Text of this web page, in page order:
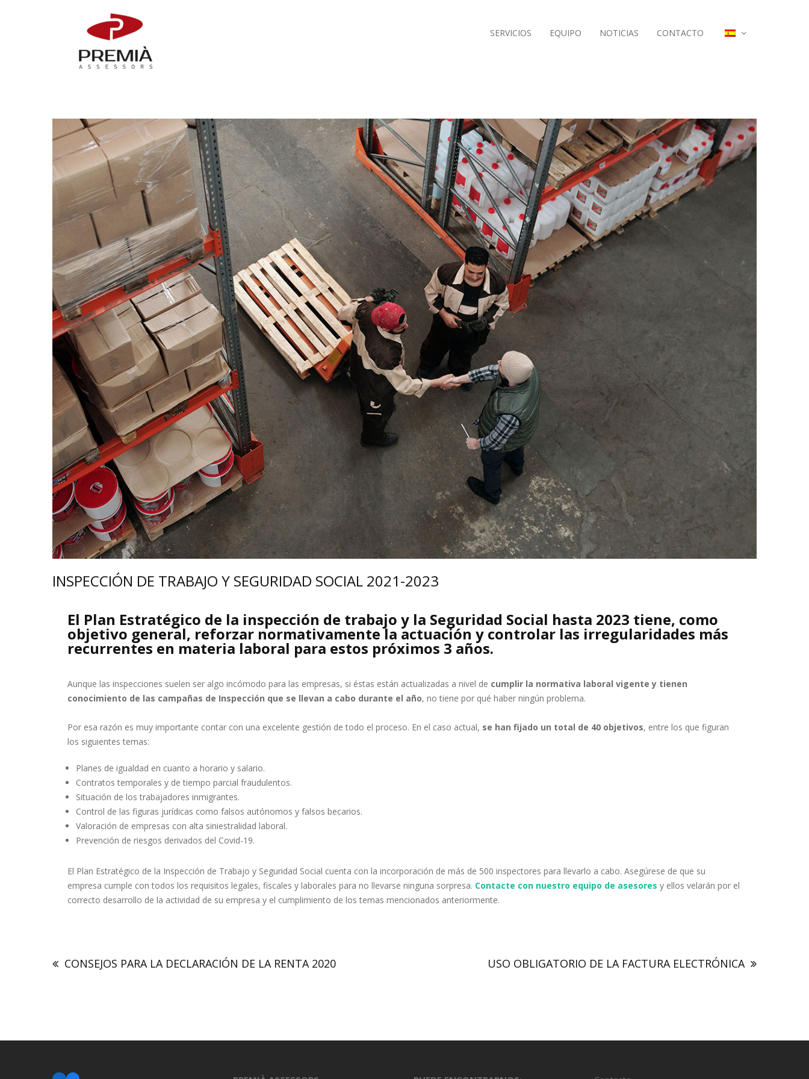
SERVICIOS EQUIPO NOTICIAS CONTACTO
INSPECCIÓN DE TRABAJO Y SEGURIDAD SOCIAL 2021-2023
El Plan Estratégico de la inspección de trabajo y la Seguridad Social hasta 2023 tiene, como
objetivo general, reforzar normativamente la actuación y controlar las irregularidades más
recurrentes en materia laboral para estos próximos 3 años.
Aunque las inspecciones suelen ser algo incómodo para las empresas, si éstas están actualizadas a nivel de cumplir la normativa laboral vigente y tienen
conocimiento de las campañas de Inspección que se llevan a cabo durante el año, no tiene por qué haber ningún problema.
Por esa razón es muy importante contar con una excelente gestión de todo el proceso. En el caso actual, se han fijado un total de 40 objetivos, entre los que figuran
los siguientes temas:
Planes de igualdad en cuanto a horario y salario.
Contratos temporales y de tiempo parcial fraudulentos.
Situación de los trabajadores inmigrantes.
Control de las figuras jurídicas como falsos autónomos y falsos becarios.
Valoración de empresas con alta siniestralidad laboral.
Prevención de riesgos derivados del Covid-19.
El Plan Estratégico de la Inspección de Trabajo y Seguridad Social cuenta con la incorporación de más de 500 inspectores para llevarlo a cabo. Asegúrese de que su
empresa cumple con todos los requisitos legales, fiscales y laborales para no llevarse ninguna sorpresa. Contacte con nuestro equipo de asesores y ellos velarán por el
correcto desarrollo de la actividad de su empresa y el cumplimiento de los temas mencionados anteriormente.
CONSEJOS PARA LA DECLARACIÓN DE LA RENTA 2020 USO OBLIGATORIO DE LA FACTURA ELECTRÓNICA